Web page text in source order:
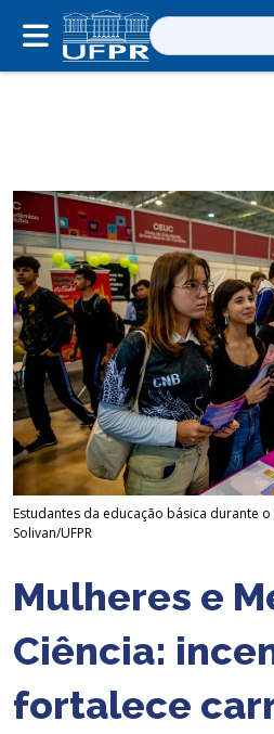
Pesquisar
por:
Estudantes da educação básica durante o
Solivan/UFPR
Mulheres e
Ciência:
fortalece